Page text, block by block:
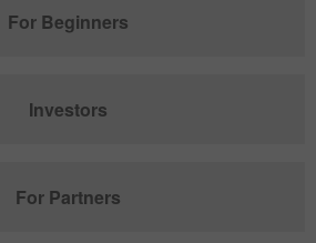
For Beginners
Investors
For Partners